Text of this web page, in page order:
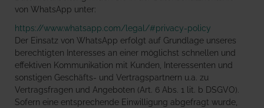
von WhatsApp unter:
https://www.whatsapp.com/legal/#privacy-policy
Der Einsatz von WhatsApp erfolgt auf Grundlage unseres
berechtigten Interesses an einer möglichst schnellen und
effektiven Kommunikation mit Kunden, Interessenten und
sonstigen Geschäfts- und Vertragspartnern u.a. zu
Vertragsfragen und Angeboten (Art. 6 Abs. 1 lit. b DSGVO).
Sofern eine entsprechende Einwilligung abgefragt wurde,